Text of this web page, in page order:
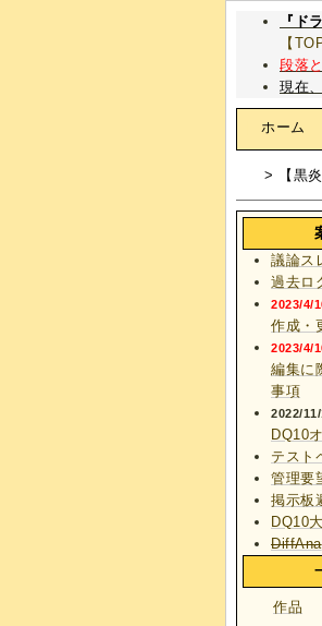
『ド
【
段落
現在、
ホーム
> 【黒炎
議論ス
過去ロ
2023/4/
作成・
2023/4/
編集に
事項
2022/
DQ10
テスト
管理要
掲示板
DQ10
DiffAna
作品